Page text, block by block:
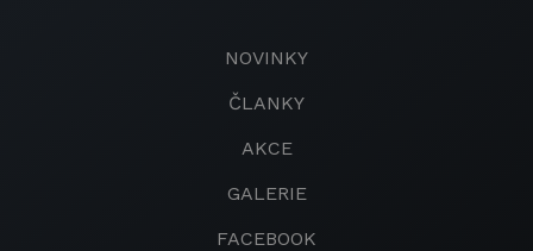
NOVINKY
ČLANKY
AKCE
GALERIE
FACEBOOK